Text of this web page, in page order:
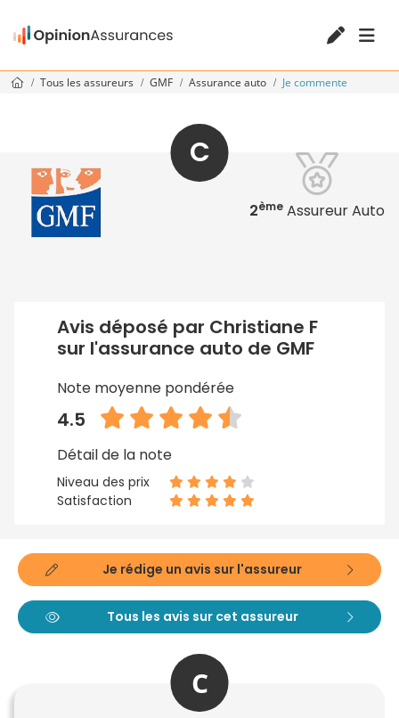
Tous les assureurs GMF Assurance auto Je commente
C
Avis déposé par Christiane F
sur l'assurance auto de GMF
Note moyenne pondérée
4.5
Détail de la note
Niveau des prix
Satisfaction
2ème Assureur Auto
Je rédige un avis sur l'assureur
Tous les avis sur cet assureur
C